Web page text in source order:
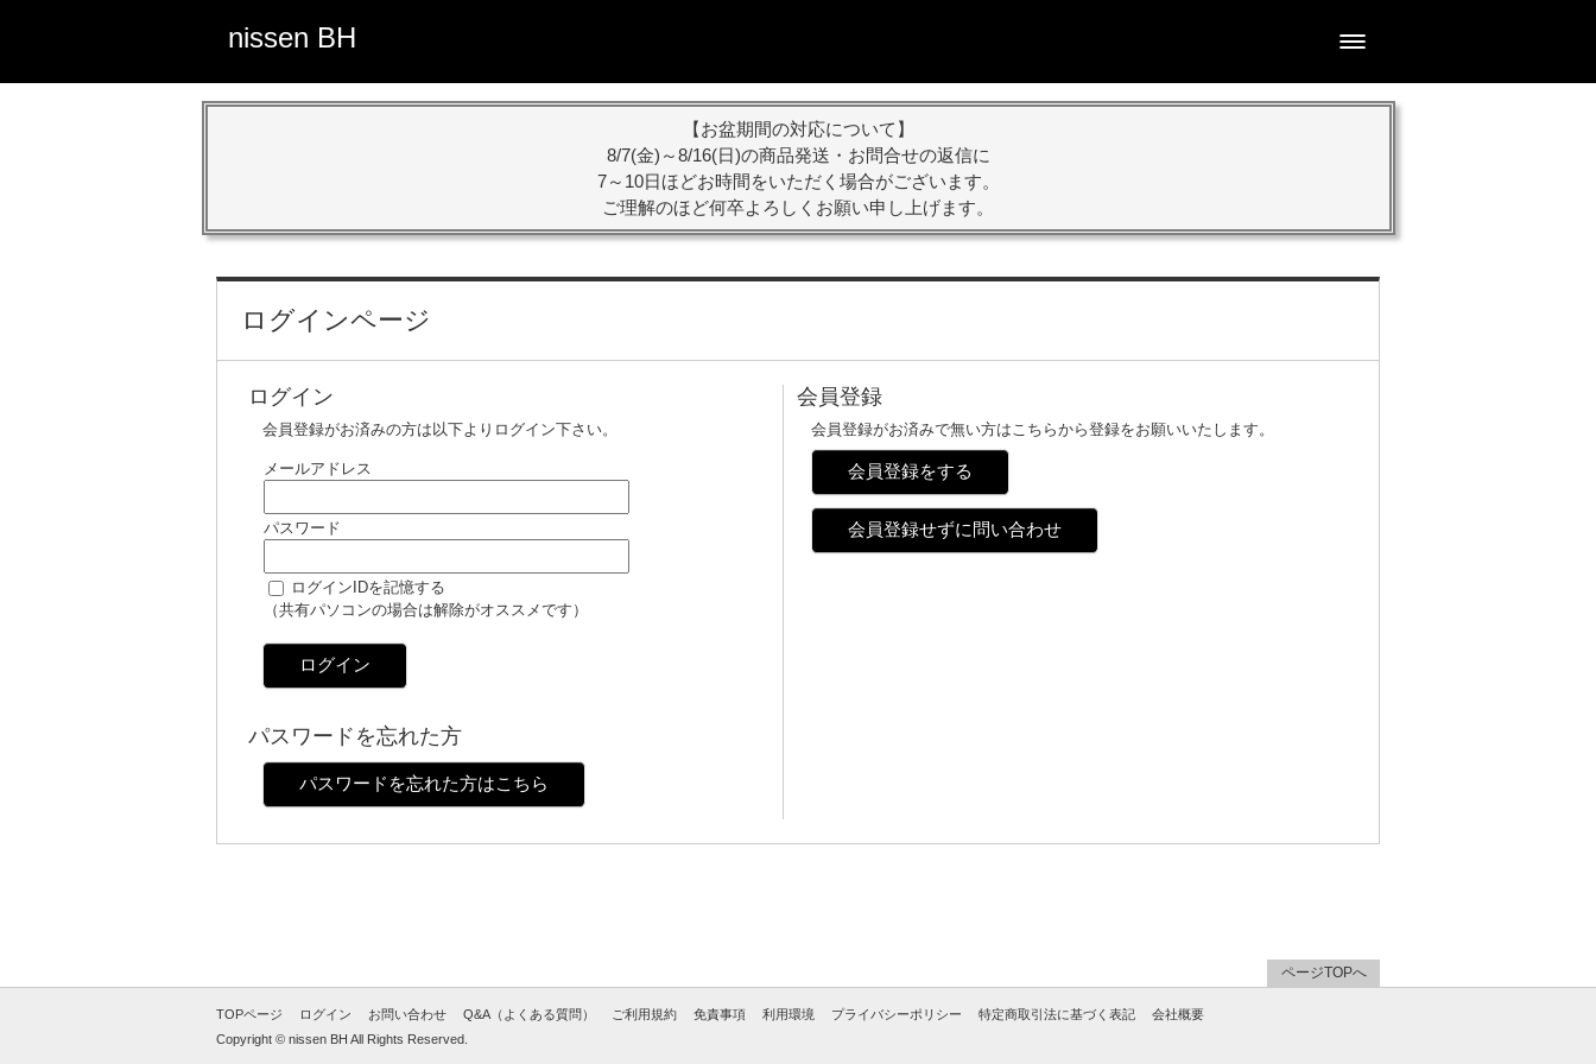
nissen BH
【お盆期間の対応について】
8/7(金)～8/16(日)の商品発送・お問合せの返信に
7～10日ほどお時間をいただく場合がございます。
ご理解のほど何卒よろしくお願い申し上げます。
ログインページ
ログイン
会員登録がお済みの方は以下よりログイン下さい。
メールアドレス
パスワード
ログインIDを記憶する
（共有パソコンの場合は解除がオススメです）
ログイン
パスワードを忘れた方
パスワードを忘れた方はこちら
会員登録
会員登録がお済みで無い方はこちらから登録をお願いいたします。
会員登録をする
会員登録せずに問い合わせ
TOPページ ログイン お問い合わせ Q&A（よくある質問） ご利用規約 免責事項 利用環境 プライバシーポリシー 特定商取引法に基づく表記
会社概要
Copyright © nissen BH All Rights Reserved.
ページTOPへ